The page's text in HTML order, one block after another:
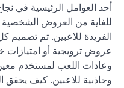
للغاية من العروض الشخصية
الفريدة للاعبين. تم
عروض ترويجية أو
وعادات اللعب لمستخدم
وجاذبية للاعبين. كيف يحقق